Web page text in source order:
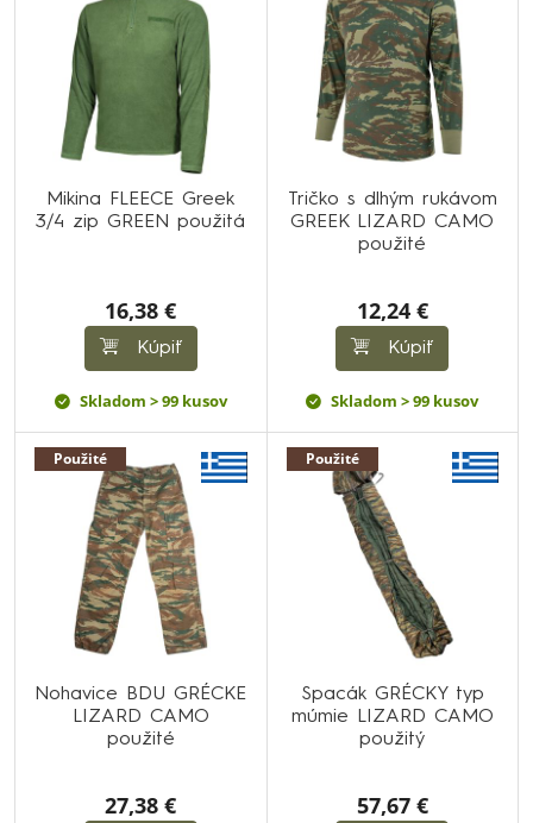
Mikina FLEECE Greek
3/4 zip GREEN použitá
16,38 €
Kúpiť
Skladom > 99 kusov
Tričko s dlhým rukávom
GREEK LIZARD CAMO
použité
12,24 €
Kúpiť
Skladom > 99 kusov
Použité
Nohavice BDU GRÉCKE
LIZARD CAMO
použité
27,38 €
Použité
Spacák GRÉCKY typ
múmie LIZARD CAMO
použitý
57,67 €